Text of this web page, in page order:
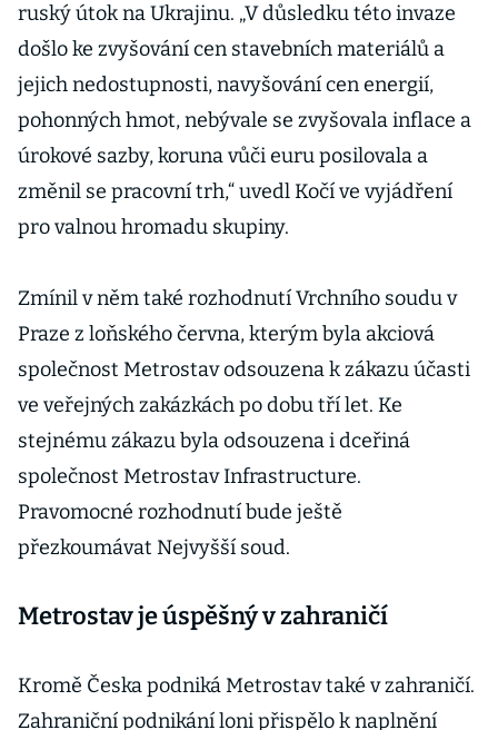
ruský útok na Ukrajinu. „V důsledku této invaze
došlo ke zvyšování cen stavebních materiálů a
jejich nedostupnosti, navyšování cen energií,
pohonných hmot, nebývale se zvyšovala inflace a
úrokové sazby, koruna vůči euru posilovala a
změnil se pracovní trh,“ uvedl Kočí ve vyjádření
pro valnou hromadu skupiny.
Zmínil v něm také rozhodnutí Vrchního soudu v
Praze z loňského června, kterým byla akciová
společnost Metrostav odsouzena k zákazu účasti
ve veřejných zakázkách po dobu tří let. Ke
stejnému zákazu byla odsouzena i dceřiná
společnost Metrostav Infrastructure.
Pravomocné rozhodnutí bude ještě
přezkoumávat Nejvyšší soud.
Metrostav je úspěšný v zahraničí
Kromě Česka podniká Metrostav také v zahraničí.
Zahraniční podnikání loni přispělo k naplnění